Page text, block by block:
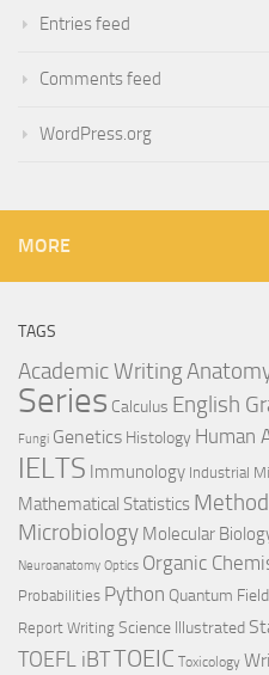
Entries feed
Comments feed
WordPress.org
MORE
TAGS
Academic Writing
Series Calculus English
Fungi Genetics Histology Human
IELTS Immunology Industrial
Mathematical Statistics
Microbiology Molecular
Neuroanatomy Optics Organic
Probabilities Python Quantum
Report Writing Science Illustrated
TOEFL iBTTOEIC Toxicology